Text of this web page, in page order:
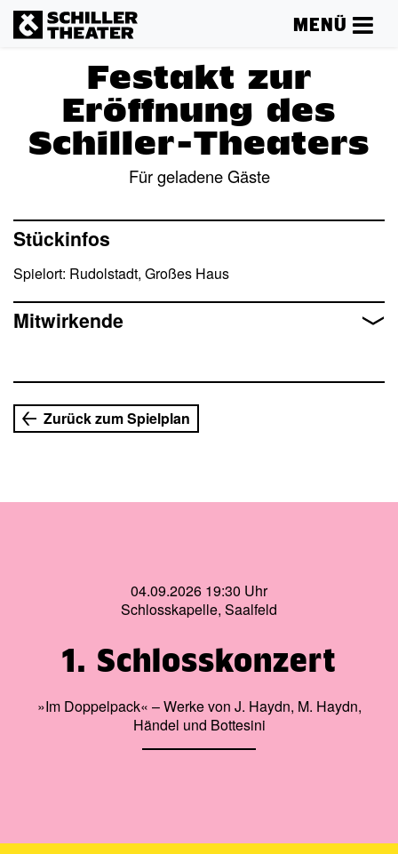
MENÜ
Festakt zur
Eröffnung des
Schiller-Theaters
Für geladene Gäste
Stückinfos
Spielort: Rudolstadt, Großes Haus
Mitwirkende
Zurück zum Spielplan
04.09.2026 19:30 Uhr
Schlosskapelle, Saalfeld
1. Schlosskonzert
»Im Doppelpack« – Werke von J. Haydn, M. Haydn,
Händel und Bottesini